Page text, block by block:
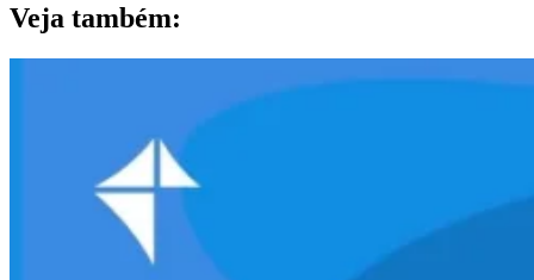
Veja também: